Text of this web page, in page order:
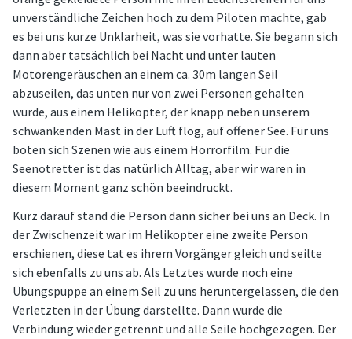
unverständliche Zeichen hoch zu dem Piloten machte, gab
es bei uns kurze Unklarheit, was sie vorhatte. Sie begann sich
dann aber tatsächlich bei Nacht und unter lauten
Motorengeräuschen an einem ca. 30m langen Seil
abzuseilen, das unten nur von zwei Personen gehalten
wurde, aus einem Helikopter, der knapp neben unserem
schwankenden Mast in der Luft flog, auf offener See. Für uns
boten sich Szenen wie aus einem Horrorfilm. Für die
Seenotretter ist das natürlich Alltag, aber wir waren in
diesem Moment ganz schön beeindruckt.
Kurz darauf stand die Person dann sicher bei uns an Deck. In
der Zwischenzeit war im Helikopter eine zweite Person
erschienen, diese tat es ihrem Vorgänger gleich und seilte
sich ebenfalls zu uns ab. Als Letztes wurde noch eine
Übungspuppe an einem Seil zu uns heruntergelassen, die den
Verletzten in der Übung darstellte. Dann wurde die
Verbindung wieder getrennt und alle Seile hochgezogen. Der